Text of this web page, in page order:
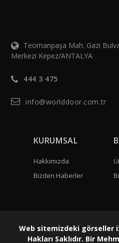
Teomanpaşa Mah. Gazi
Merkezi Kepez/ANTALYA
444 3 475
info@worlddoor.com.tr
KURUMSAL
Hakkımızda
Bizden Haberler
Web sitemizdeki görseller
Hakları Saklıdır. Bir